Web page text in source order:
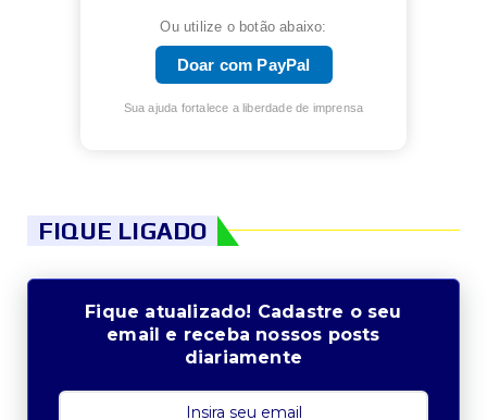
Ou utilize o botão abaixo:
Doar com PayPal
Sua ajuda fortalece a liberdade de imprensa
FIQUE LIGADO
Fique atualizado! Cadastre o seu
email e receba nossos posts
diariamente